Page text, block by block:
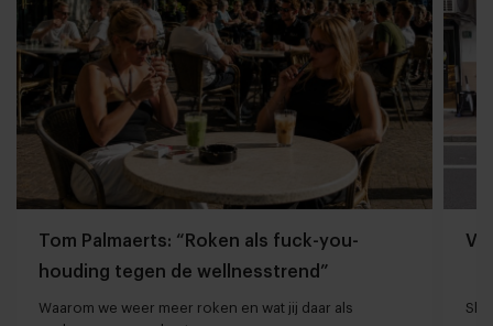
Tom Palmaerts: “Roken als fuck-you-
houding tegen de wellnesstrend”
Waarom we weer meer roken en wat jij daar als